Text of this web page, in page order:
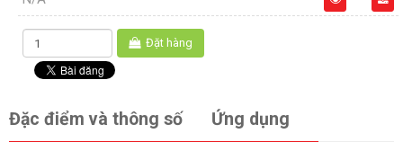
Đặt hàng
Đặc điểm và thông số Ứng dụng